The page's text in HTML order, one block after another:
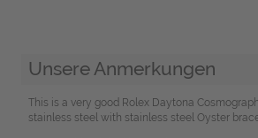
Unsere Anmerkungen
This is a very good Rolex Daytona
stainless steel with stainless steel Oyster